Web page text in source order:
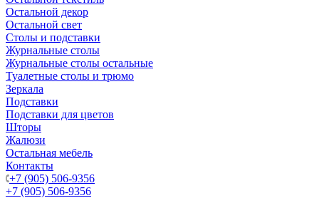
Остальной декор
Остальной свет
Столы и подставки
Журнальные столы
Журнальные столы остальные
Туалетные столы и трюмо
Зеркала
Подставки
Подставки для цветов
Шторы
Жалюзи
Остальная мебель
Контакты
+7 (905) 506-9356
+7 (905) 506-9356